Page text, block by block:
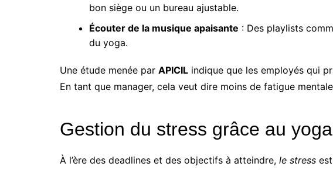
bon siège ou un bureau ajustable.
Écouter de la musique apaisante : Des playlists
du yoga.
Une étude menée par APICIL indique que les employés qui
En tant que manager, cela veut dire moins de fatigue
Gestion du stress grâce au yoga
À l’ère des deadlines et des objectifs à atteindre, le stress